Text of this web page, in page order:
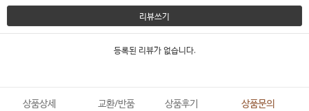
리뷰쓰기
등록된 리뷰가 없습니다.
상품상세 교환/반품 상품후기 상품문의